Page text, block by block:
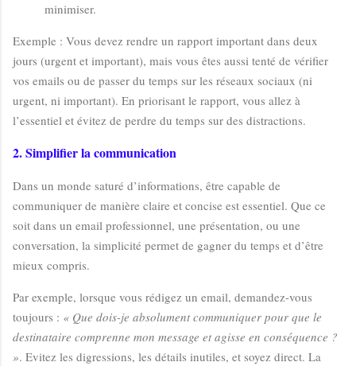
minimiser.
Exemple : Vous devez rendre un rapport important dans deux
jours (urgent et important), mais vous êtes aussi tenté de vérifier
vos emails ou de passer du temps sur les réseaux sociaux (ni
urgent, ni important). En priorisant le rapport, vous allez à
l’essentiel et évitez de perdre du temps sur des distractions.
2. Simplifier la communication
Dans un monde saturé d’informations, être capable de
communiquer de manière claire et concise est essentiel. Que ce
soit dans un email professionnel, une présentation, ou une
conversation, la simplicité permet de gagner du temps et d’être
mieux compris.
Par exemple, lorsque vous rédigez un email, demandez-vous
toujours : « Que dois-je absolument communiquer pour que le
destinataire comprenne mon message et agisse en conséquence ?
». Evitez les digressions, les détails inutiles, et soyez direct. La